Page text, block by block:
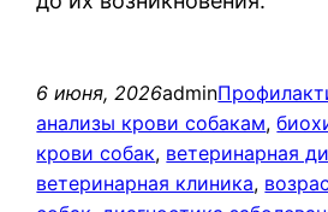
6 июня, 2026admin
анализы крови собакам,
крови собак, ветеринарная
ветеринарная клиника,